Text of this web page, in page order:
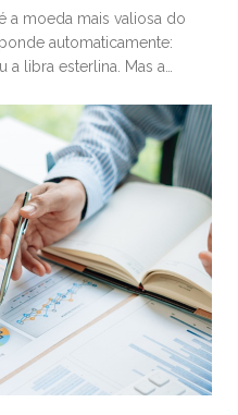
a moeda mais valiosa do
automaticamente:
a libra esterlina. Mas a
kuwaitiano (KWD). Hoje, um
US$ 3,27 dólares, ou algo